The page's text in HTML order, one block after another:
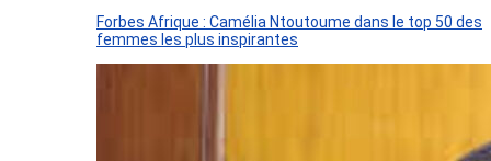
Forbes Afrique : Camélia Ntoutoume dans le top 50 des
femmes les plus inspirantes